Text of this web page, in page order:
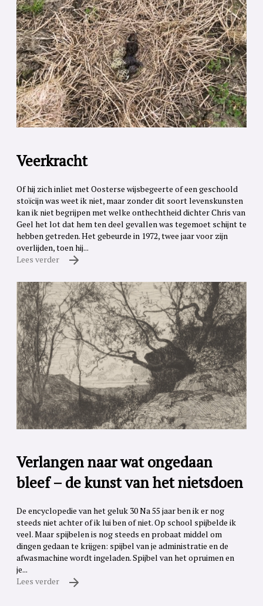
Veerkracht
Of hij zich inliet met Oosterse wijsbegeerte of een geschoold
stoïcijn was weet ik niet, maar zonder dit soort levenskunsten
kan ik niet begrijpen met welke onthechtheid dichter Chris van
Geel het lot dat hem ten deel gevallen was tegemoet schijnt te
hebben getreden. Het gebeurde in 1972, twee jaar voor zijn
overlijden, toen hij...
Lees verder
Verlangen naar wat ongedaan
bleef – de kunst van het nietsdoen
De encyclopedie van het geluk 30 Na 55 jaar ben ik er nog
steeds niet achter of ik lui ben of niet. Op school spijbelde ik
veel. Maar spijbelen is nog steeds en probaat middel om
dingen gedaan te krijgen: spijbel van je administratie en de
afwasmachine wordt ingeladen. Spijbel van het opruimen en
je...
Lees verder